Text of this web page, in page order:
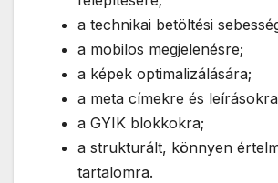
a technikai betöltési
a mobilos megjelenésre;
a képek optimalizálására;
a meta címekre és
a GYIK blokkokra;
a strukturált, könnyen
tartalomra.